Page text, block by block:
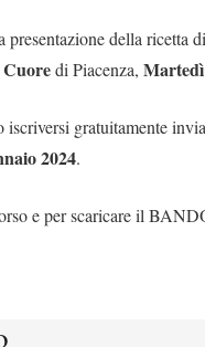
presentazione della ricetta
di Piacenza,
iscriversi gratuitamente
2024.
e per scaricare il